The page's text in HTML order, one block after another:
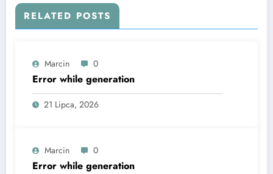
RELATED POSTS
Marcin 0
Error while generation
21 Lipca, 2026
Marcin 0
Error while generation